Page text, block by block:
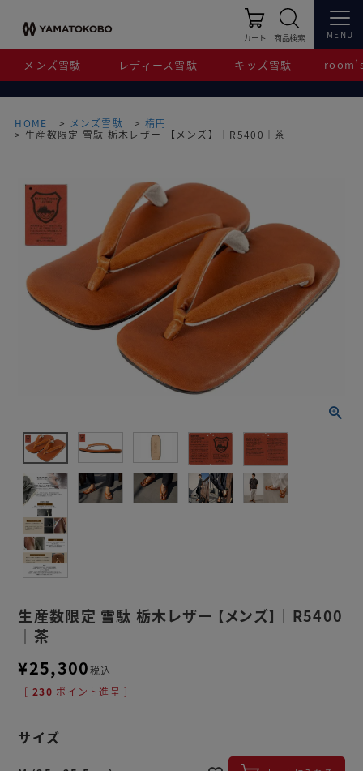
カート 商品検索
メンズ雪駄 レディース雪駄 キッズ雪駄
MENU
HOME メンズ雪駄
楕円
生産数限定 雪駄 栃木レザー 【メンズ】｜R5400｜茶
生産数限定 雪駄 栃木レザー 【メンズ】｜R5400
｜茶
¥25,300税込
[ 230 ポイント進呈 ]
サイズ